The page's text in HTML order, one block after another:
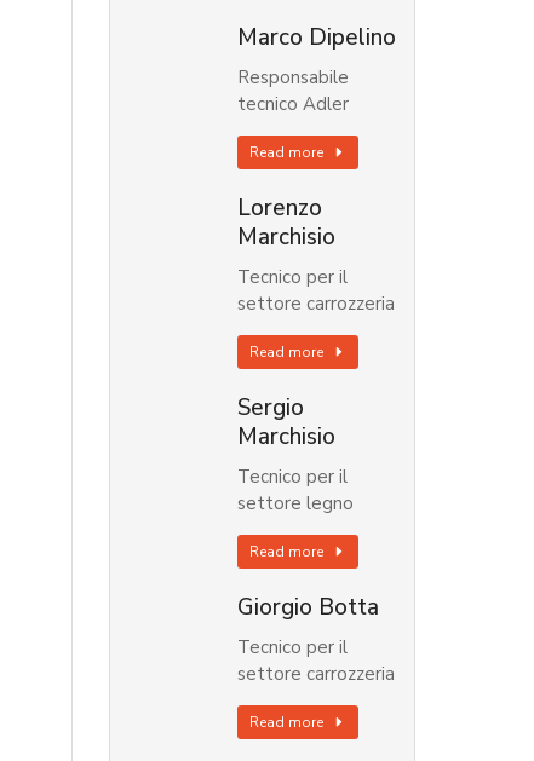
Marco Dipelino
Responsabile
tecnico Adler
Read more
Lorenzo
Marchisio
Tecnico per il
settore carrozzeria
Read more
Sergio
Marchisio
Tecnico per il
settore legno
Read more
Giorgio Botta
Tecnico per il
settore carrozzeria
Read more